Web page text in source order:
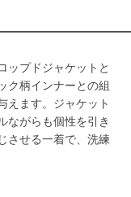
ップドジャケットと
ク柄インナーとの組
えます。ジャケット
ながらも個性を引き
させる一着で、洗練